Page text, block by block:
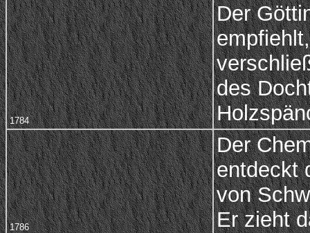
1784
Der
des
1786
Der
entdeckt
von
Er zieht